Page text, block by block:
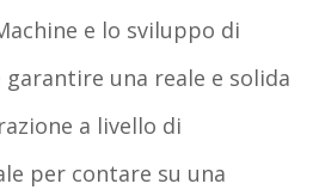
e lo sviluppo di
una reale e solida
a livello di
per contare su una